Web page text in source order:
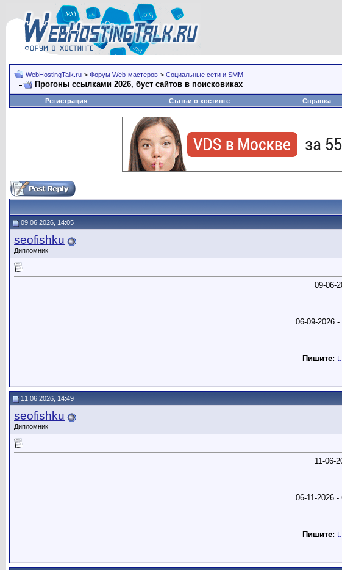
WebHostingTalk.ru > Форум Web-мастеров > Социальные сети и SMM
Прогоны ссылками 2026, буст сайтов в поисковиках
Регистрация
Статьи о хостинге Справка
09.06.2026, 14:05
seofishku
Дипломник
09-
06-09-2026
Пишите:
11.06.2026, 14:49
seofishku
Дипломник
11-
06-11-2026
Пишите: